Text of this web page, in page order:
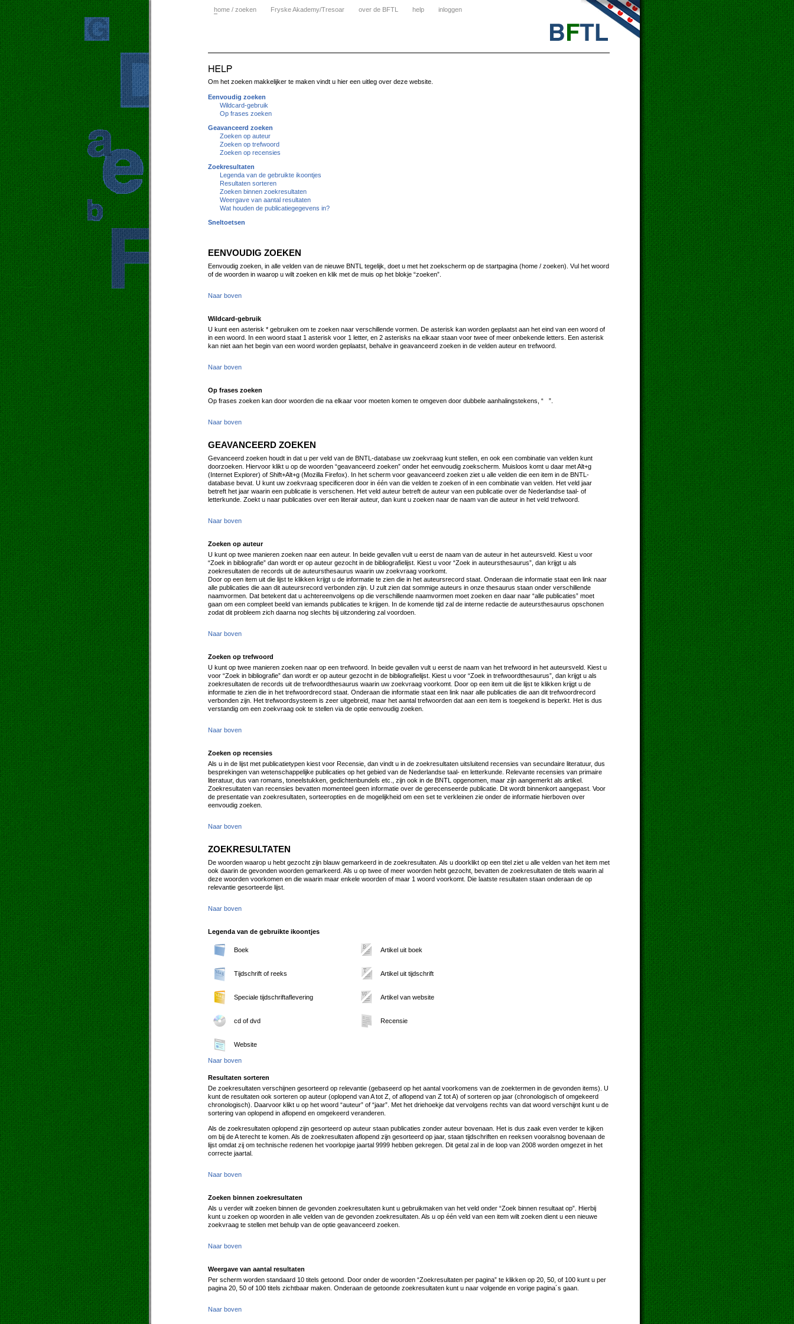
home / zoeken Fryske Akademy/Tresoar over de BFTL help inloggen
Om het zoeken makkelijker te maken vindt u hier een uitleg over deze website.
Eenvoudig zoeken
Wildcard-gebruik
Op frases zoeken
Geavanceerd zoeken
Zoeken op auteur
Zoeken op trefwoord
Zoeken op recensies
Zoekresultaten
Legenda van de gebruikte ikoontjes
Resultaten sorteren
Zoeken binnen zoekresultaten
Weergave van aantal resultaten
Wat houden de publicatiegegevens in?
Sneltoetsen
EENVOUDIG ZOEKEN
Eenvoudig zoeken, in alle velden van de nieuwe BNTL tegelijk, doet u met het zoekscherm op de startpagina (home / zoeken). Vul het woord
of de woorden in waarop u wilt zoeken en klik met de muis op het blokje “zoeken”.
Naar boven
Wildcard-gebruik
U kunt een asterisk * gebruiken om te zoeken naar verschillende vormen. De asterisk kan worden geplaatst aan het eind van een woord of
in een woord. In een woord staat 1 asterisk voor 1 letter, en 2 asterisks na elkaar staan voor twee of meer onbekende letters. Een asterisk
kan niet aan het begin van een woord worden geplaatst, behalve in geavanceerd zoeken in de velden auteur en trefwoord.
Naar boven
Op frases zoeken
Op frases zoeken kan door woorden die na elkaar voor moeten komen te omgeven door dubbele aanhalingstekens, “ ”.
Naar boven
GEAVANCEERD ZOEKEN
Gevanceerd zoeken houdt in dat u per veld van de BNTL-database uw zoekvraag kunt stellen, en ook een combinatie van velden kunt
doorzoeken. Hiervoor klikt u op de woorden “geavanceerd zoeken” onder het eenvoudig zoekscherm. Muisloos komt u daar met Alt+g
(Internet Explorer) of Shift+Alt+g (Mozilla Firefox). In het scherm voor geavanceerd zoeken ziet u alle velden die een item in de BNTL-
database bevat. U kunt uw zoekvraag specificeren door in één van die velden te zoeken of in een combinatie van velden. Het veld jaar
betreft het jaar waarin een publicatie is verschenen. Het veld auteur betreft de auteur van een publicatie over de Nederlandse taal- of
letterkunde. Zoekt u naar publicaties over een literair auteur, dan kunt u zoeken naar de naam van die auteur in het veld trefwoord.
Naar boven
Zoeken op auteur
U kunt op twee manieren zoeken naar een auteur. In beide gevallen vult u eerst de naam van de auteur in het auteursveld. Kiest u voor
“Zoek in bibliografie” dan wordt er op auteur gezocht in de bibliografielijst. Kiest u voor “Zoek in auteursthesaurus”, dan krijgt u als
zoekresultaten de records uit de auteursthesaurus waarin uw zoekvraag voorkomt.
Door op een item uit die lijst te klikken krijgt u de informatie te zien die in het auteursrecord staat. Onderaan die informatie staat een link naar
alle publicaties die aan dit auteursrecord verbonden zijn. U zult zien dat sommige auteurs in onze thesaurus staan onder verschillende
naamvormen. Dat betekent dat u achtereenvolgens op die verschillende naamvormen moet zoeken en daar naar “alle publicaties” moet
gaan om een compleet beeld van iemands publicaties te krijgen. In de komende tijd zal de interne redactie de auteursthesaurus opschonen
zodat dit probleem zich daarna nog slechts bij uitzondering zal voordoen.
Naar boven
Zoeken op trefwoord
U kunt op twee manieren zoeken naar op een trefwoord. In beide gevallen vult u eerst de naam van het trefwoord in het auteursveld. Kiest u
voor “Zoek in bibliografie” dan wordt er op auteur gezocht in de bibliografielijst. Kiest u voor “Zoek in trefwoordthesaurus”, dan krijgt u als
zoekresultaten de records uit de trefwoordthesaurus waarin uw zoekvraag voorkomt. Door op een item uit die lijst te klikken krijgt u de
informatie te zien die in het trefwoordrecord staat. Onderaan die informatie staat een link naar alle publicaties die aan dit trefwoordrecord
verbonden zijn. Het trefwoordsysteem is zeer uitgebreid, maar het aantal trefwoorden dat aan een item is toegekend is beperkt. Het is dus
verstandig om een zoekvraag ook te stellen via de optie eenvoudig zoeken.
Naar boven
Zoeken op recensies
Als u in de lijst met publicatietypen kiest voor Recensie, dan vindt u in de zoekresultaten uitsluitend recensies van secundaire literatuur, dus
besprekingen van wetenschappelijke publicaties op het gebied van de Nederlandse taal- en letterkunde. Relevante recensies van primaire
literatuur, dus van romans, toneelstukken, gedichtenbundels etc., zijn ook in de BNTL opgenomen, maar zijn aangemerkt als artikel.
Zoekresultaten van recensies bevatten momenteel geen informatie over de gerecenseerde publicatie. Dit wordt binnenkort aangepast. Voor
de presentatie van zoekresultaten, sorteeropties en de mogelijkheid om een set te verkleinen zie onder de informatie hierboven over
eenvoudig zoeken.
Naar boven
ZOEKRESULTATEN
De woorden waarop u hebt gezocht zijn blauw gemarkeerd in de zoekresultaten. Als u doorklikt op een titel ziet u alle velden van het item met
ook daarin de gevonden woorden gemarkeerd. Als u op twee of meer woorden hebt gezocht, bevatten de zoekresultaten de titels waarin al
deze woorden voorkomen en die waarin maar enkele woorden of maar 1 woord voorkomt. Die laatste resultaten staan onderaan de op
relevantie gesorteerde lijst.
Naar boven
Legenda van de gebruikte ikoontjes
Boek Artikel uit boek
Tijdschrift of reeks Artikel uit tijdschrift
Speciale tijdschriftaflevering Artikel van website
cd of dvd Recensie
Website
Naar boven
Resultaten sorteren
De zoekresultaten verschijnen gesorteerd op relevantie (gebaseerd op het aantal voorkomens van de zoektermen in de gevonden items). U
kunt de resultaten ook sorteren op auteur (oplopend van A tot Z, of aflopend van Z tot A) of sorteren op jaar (chronologisch of omgekeerd
chronologisch). Daarvoor klikt u op het woord “auteur” of “jaar”. Met het driehoekje dat vervolgens rechts van dat woord verschijnt kunt u de
sortering van oplopend in aflopend en omgekeerd veranderen.
Als de zoekresultaten oplopend zijn gesorteerd op auteur staan publicaties zonder auteur bovenaan. Het is dus zaak even verder te kijken
om bij de A terecht te komen. Als de zoekresultaten aflopend zijn gesorteerd op jaar, staan tijdschriften en reeksen vooralsnog bovenaan de
lijst omdat zij om technische redenen het voorlopige jaartal 9999 hebben gekregen. Dit getal zal in de loop van 2008 worden omgezet in het
correcte jaartal.
Naar boven
Zoeken binnen zoekresultaten
Als u verder wilt zoeken binnen de gevonden zoekresultaten kunt u gebruikmaken van het veld onder “Zoek binnen resultaat op”. Hierbij
kunt u zoeken op woorden in alle velden van de gevonden zoekresultaten. Als u op één veld van een item wilt zoeken dient u een nieuwe
zoekvraag te stellen met behulp van de optie geavanceerd zoeken.
Naar boven
Weergave van aantal resultaten
Per scherm worden standaard 10 titels getoond. Door onder de woorden “Zoekresultaten per pagina” te klikken op 20, 50, of 100 kunt u per
pagina 20, 50 of 100 titels zichtbaar maken. Onderaan de getoonde zoekresultaten kunt u naar volgende en vorige pagina´s gaan.
Naar boven